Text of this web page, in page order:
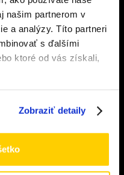
našim partnerom v
a analýzy. Títo partneri
s ďalšími
ktoré od vás získali,
Zobraziť detaily
rokov pre vstup.